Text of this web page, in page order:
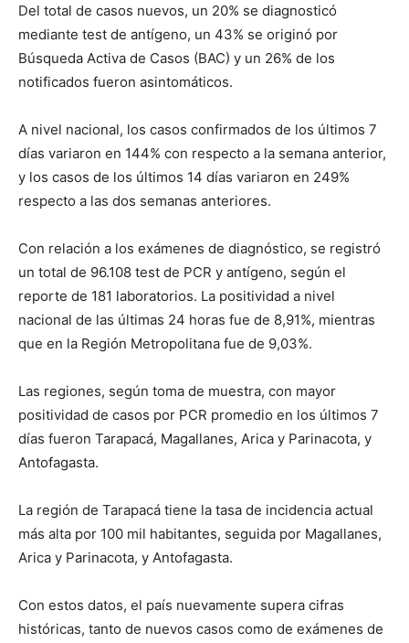
Del total de casos nuevos, un 20% se diagnosticó
mediante test de antígeno, un 43% se originó por
Búsqueda Activa de Casos (BAC) y un 26% de los
notificados fueron asintomáticos.
A nivel nacional, los casos confirmados de los últimos 7
días variaron en 144% con respecto a la semana anterior,
y los casos de los últimos 14 días variaron en 249%
respecto a las dos semanas anteriores.
Con relación a los exámenes de diagnóstico, se registró
un total de 96.108 test de PCR y antígeno, según el
reporte de 181 laboratorios. La positividad a nivel
nacional de las últimas 24 horas fue de 8,91%, mientras
que en la Región Metropolitana fue de 9,03%.
Las regiones, según toma de muestra, con mayor
positividad de casos por PCR promedio en los últimos 7
días fueron Tarapacá, Magallanes, Arica y Parinacota, y
Antofagasta.
La región de Tarapacá tiene la tasa de incidencia actual
más alta por 100 mil habitantes, seguida por Magallanes,
Arica y Parinacota, y Antofagasta.
Con estos datos, el país nuevamente supera cifras
históricas, tanto de nuevos casos como de exámenes de